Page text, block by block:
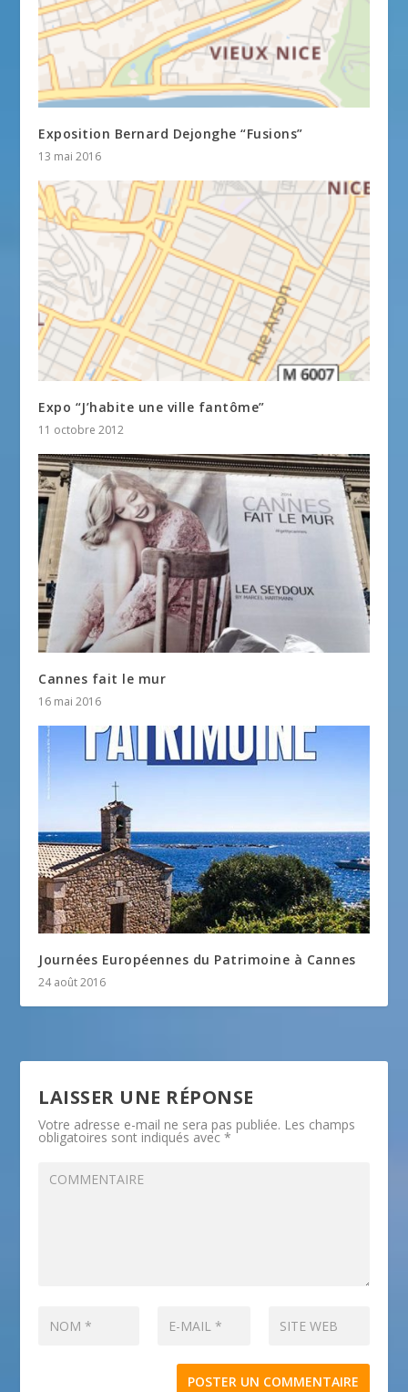
Exposition Bernard Dejonghe “Fusions”
13 mai 2016
Expo “J’habite une ville fantôme”
11 octobre 2012
Cannes fait le mur
16 mai 2016
Journées Européennes du Patrimoine à Cannes
24 août 2016
LAISSER UNE RÉPONSE
Votre adresse e-mail ne sera pas publiée. Les champs
obligatoires sont indiqués avec*